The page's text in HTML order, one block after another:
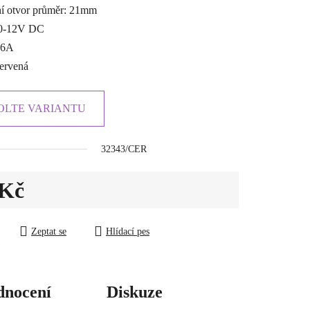
otvor průměr: 21mm
12V DC
VARIANTU
32343/CER
Zeptat se
Hlídací pes
Diskuze